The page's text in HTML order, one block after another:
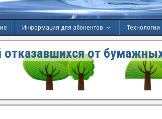
Информация для абонентов Технологии
от